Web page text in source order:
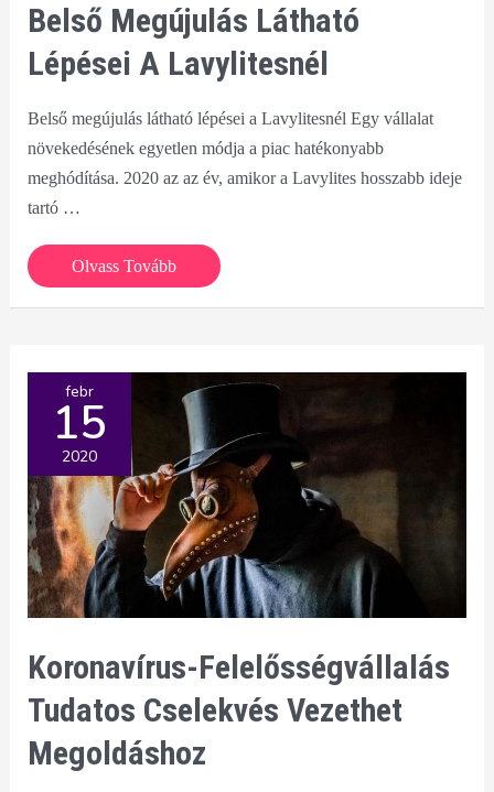
Belső Megújulás Látható
Lépései A Lavylitesnél
Belső megújulás látható lépései a Lavylitesnél Egy vállalat
növekedésének egyetlen módja a piac hatékonyabb
meghódítása. 2020 az az év, amikor a Lavylites hosszabb ideje
tartó …
Belső
megújulás
a
Lavylitesnél
Olvass Tovább
febr
15
2020
Koronavírus-Felelősségvállalás
Tudatos Cselekvés Vezethet
Megoldáshoz